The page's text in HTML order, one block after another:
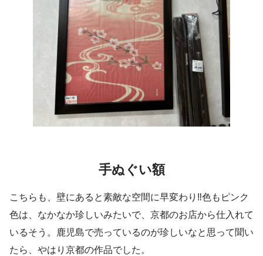
手ぬぐい額
こちらも、壁にあると素敵な空間に早変わり‼︎色もピンク
色は、なかなか珍しいみたいで、京都のお店から仕入れて
いるそう。鹿児島で売っているのが珍しいなと思って聞い
たら、やはり京都の作品でした。